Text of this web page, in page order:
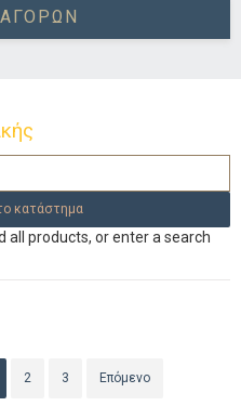
all products, or enter a search
2 3 Επόμενο